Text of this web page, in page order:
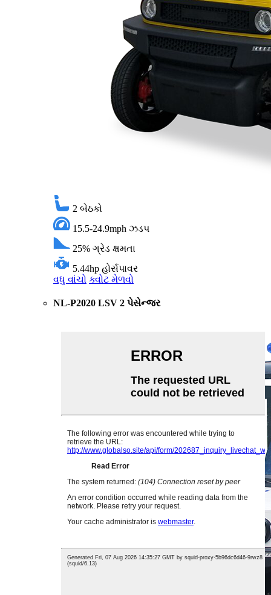
2 બેઠકો
15.5-24.9mph ઝડપ
25% ગ્રેડ ક્ષમતા
5.44hp હોર્સપાવર
વધુ વાંચો ક્વોટ મેળવો
NL-P2020 LSV 2 પેસેન્જર